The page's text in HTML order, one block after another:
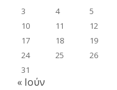
3
4 5
10
11 12
17
18 19
24
25 26
31
« Ιούν